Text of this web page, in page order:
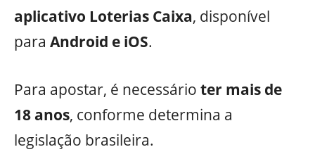
aplicativo Loterias Caixa, disponível
para Android e iOS.
Para apostar, é necessário ter mais de
18 anos, conforme determina a
legislação brasileira.